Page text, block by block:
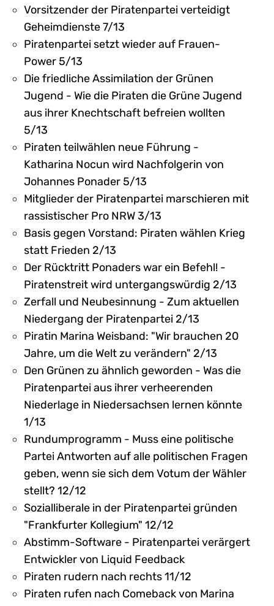
Vorsitzender der Piratenpartei verteidigt
Geheimdienste 7/13
Piratenpartei setzt wieder auf Frauen-
Power 5/13
Die friedliche Assimilation der Grünen
Jugend - Wie die Piraten die Grüne Jugend
aus ihrer Knechtschaft befreien wollten
5/13
Piraten teilwählen neue Führung -
Katharina Nocun wird Nachfolgerin von
Johannes Ponader 5/13
Mitglieder der Piratenpartei marschieren mit
rassistischer Pro NRW 3/13
Basis gegen Vorstand: Piraten wählen Krieg
statt Frieden 2/13
Der Rücktritt Ponaders war ein Befehl! -
Piratenstreit wird untergangswürdig 2/13
Zerfall und Neubesinnung - Zum aktuellen
Niedergang der Piratenpartei 2/13
Piratin Marina Weisband: "Wir brauchen 20
Jahre, um die Welt zu verändern" 2/13
Den Grünen zu ähnlich geworden - Was die
Piratenpartei aus ihrer verheerenden
Niederlage in Niedersachsen lernen könnte
1/13
Rundumprogramm - Muss eine politische
Partei Antworten auf alle politischen Fragen
geben, wenn sie sich dem Votum der Wähler
stellt? 12/12
Sozialliberale in der Piratenpartei gründen
"Frankfurter Kollegium" 12/12
Abstimm-Software - Piratenpartei verärgert
Entwickler von Liquid Feedback
Piraten rudern nach rechts 11/12
Piraten rufen nach Comeback von Marina